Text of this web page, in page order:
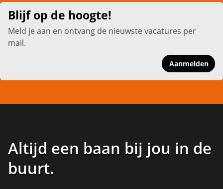
Blijf op de hoogte!
Meld je aan en ontvang de nieuwste vacatures per
mail.
Aanmelden
Altijd een baan bij jou in de
buurt.